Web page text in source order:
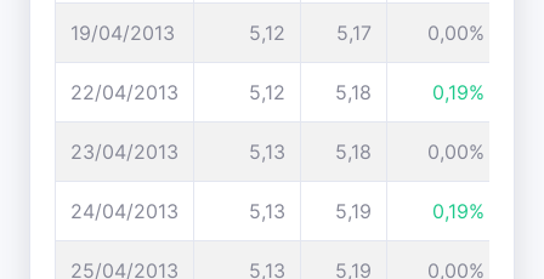
19/04/2013 5,12 5,17 0,00%
22/04/2013 5,12 5,18 0,19%
23/04/2013 5,13 5,18 0,00%
24/04/2013 5,13 5,19 0,19%
25/04/2013 5,13 5,19 0,00%